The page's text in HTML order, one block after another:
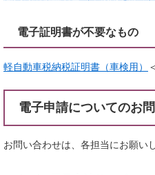
電子証明書が不要なもの
軽自動車税納税証明書（車検用）
電子申請についてのお
お問い合わせは、各担当にお願い